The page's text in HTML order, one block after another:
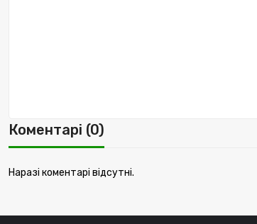
Коментарі (0)
Наразі коментарі відсутні.